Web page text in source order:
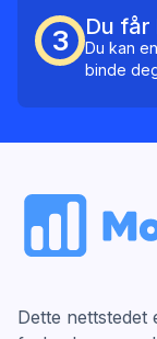
3 Du får
Du kan
binde
Dette